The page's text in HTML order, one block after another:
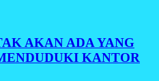
AKAN ADA YANG
KANTOR